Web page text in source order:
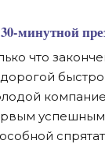
минутной
что
успешным